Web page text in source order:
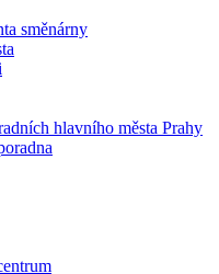
směnárny
hlavního města Prahy